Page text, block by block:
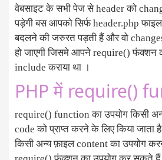
वेबसाइट के सभी पेज से header को
पड़ेगी बस आपको सिर्फ header.php
बदलने की जरुरत पड़ती हैं और वो
हो जाएगी जिसमे आपने require() फंक्शन
include कराया था ।
PHP में require()
require() function का उपयोग किसी
code को प्राप्त करने के लिए किया जाता
किसी अन्य फ़ाइल content का उपयोग